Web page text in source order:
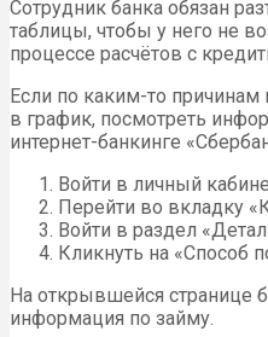
Сотрудник банка обязан
таблицы, чтобы у него не
процессе расчётов с
Если по каким-то причинам
в график, посмотреть
интернет-банкинге
Войти в личный
Перейти во вкладку
Войти в раздел
Кликнуть на «Способ
На открывшейся странице
информация по займу.